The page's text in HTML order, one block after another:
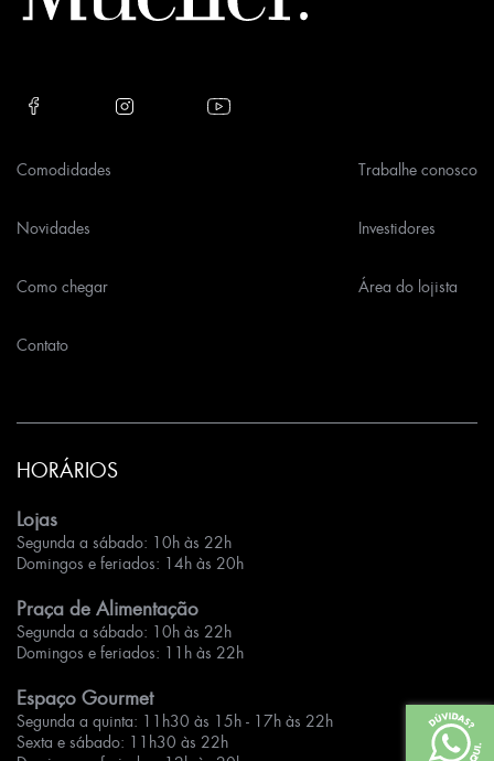
Comodidades
Novidades
Como chegar
Contato
Trabalhe conosco
Investidores
Área do lojista
HORÁRIOS
Lojas
Segunda a sábado: 10h às 22h
Domingos e feriados: 14h às 20h
Praça de Alimentação
Segunda a sábado: 10h às 22h
Domingos e feriados: 11h às 22h
Espaço Gourmet
Segunda a quinta: 11h30 às 15h - 17h às 22h
Sexta e sábado: 11h30 às 22h